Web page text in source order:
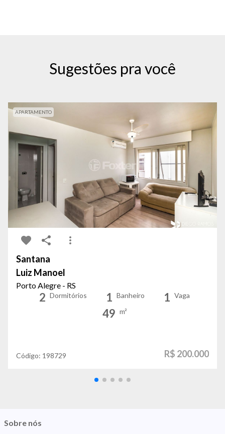
Sugestões pra você
APARTAMENTO
Santana
Luiz Manoel
Porto Alegre - RS
2 Dormitórios 1 Banheiro 1 Vaga
49 m²
Código: 198729 R$ 200.000
Sobre nós